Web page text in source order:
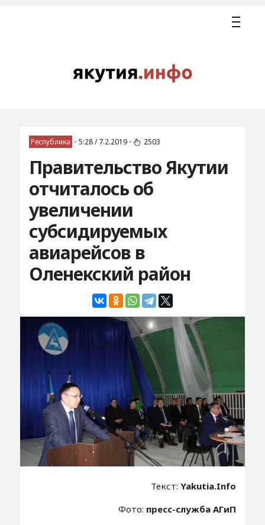
Республика • 5:28 / 7.2.2019 • 2503
Правительство Якутии
отчиталось об
увеличении
субсидируемых
авиарейсов в
Оленекский район
Текст:Yakutia.Info
Фото: пресс-служба АГиП